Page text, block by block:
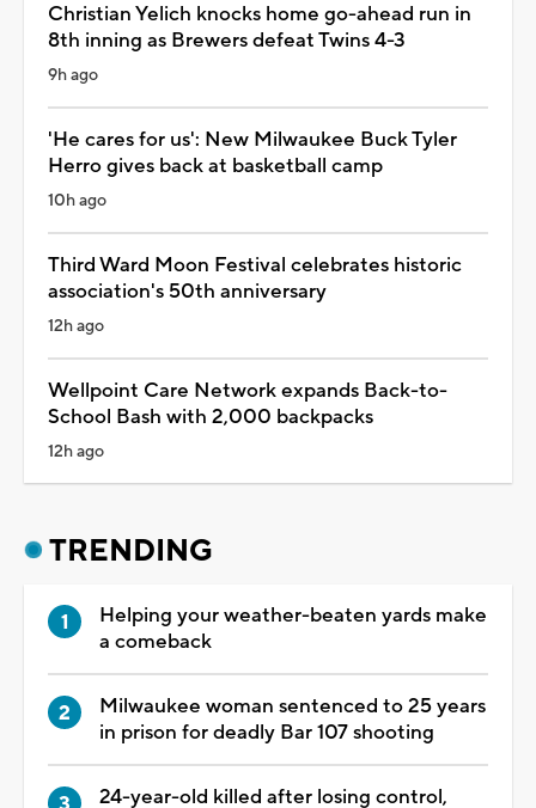
Christian Yelich knocks home go-ahead run in
8th inning as Brewers defeat Twins 4-3
9h ago
'He cares for us': New Milwaukee Buck Tyler
Herro gives back at basketball camp
10h ago
Third Ward Moon Festival celebrates historic
association's 50th anniversary
12h ago
Wellpoint Care Network expands Back-to-
School Bash with 2,000 backpacks
12h ago
TRENDING
Helping your weather-beaten yards make
a comeback
Milwaukee woman sentenced to 25 years
in prison for deadly Bar 107 shooting
24-year-old killed after losing control,